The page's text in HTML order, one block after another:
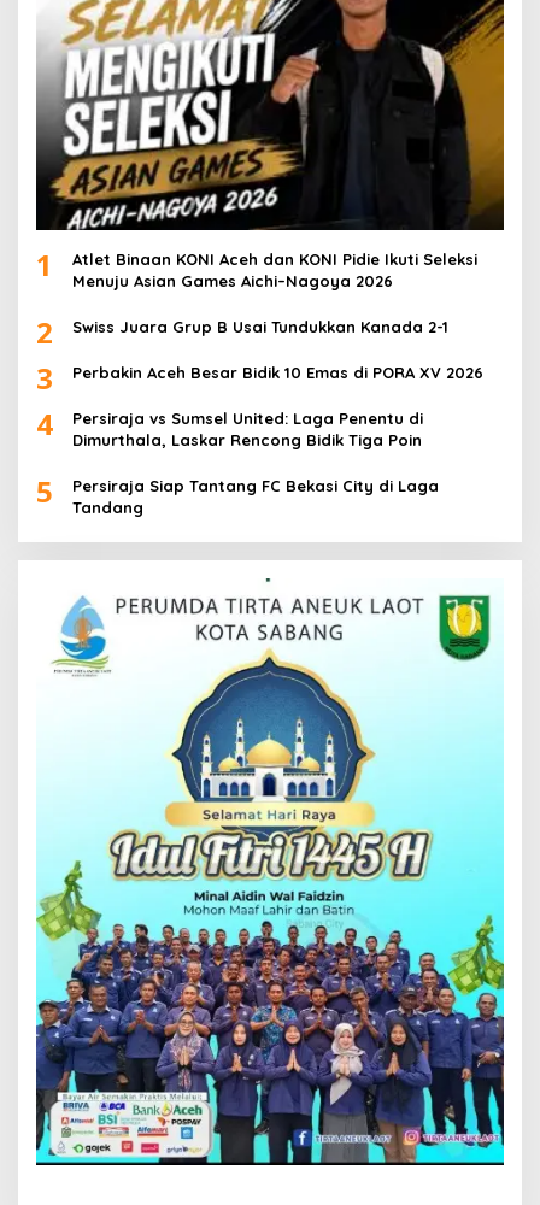
1
Atlet Binaan KONI Aceh dan KONI Pidie Ikuti Seleksi
Menuju Asian Games Aichi–Nagoya 2026
2 Swiss Juara Grup B Usai Tundukkan Kanada 2-1
3 Perbakin Aceh Besar Bidik 10 Emas di PORA XV 2026
4
Persiraja vs Sumsel United: Laga Penentu di
Dimurthala, Laskar Rencong Bidik Tiga Poin
5
Persiraja Siap Tantang FC Bekasi City di Laga
Tandang